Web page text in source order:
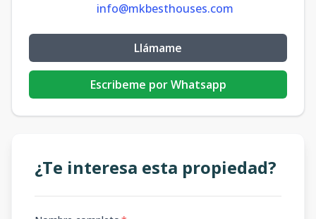
info@mkbesthouses.com
Llámame
Escribeme por Whatsapp
¿Te interesa esta propiedad?